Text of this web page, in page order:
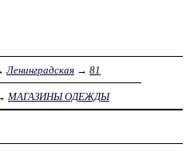
Ленинградская → 81
МАГАЗИНЫ ОДЕЖДЫ